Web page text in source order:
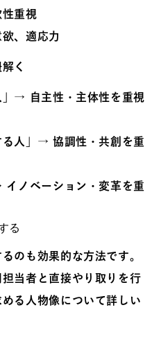
性重視
、適応力
く
」→ 自主性・主体性を重視
る人」→ 協調性・共創を重
ノベーション・変革を重
る
のも効果的な方法です。
当者と直接やり取りを行
る人物像について詳しい